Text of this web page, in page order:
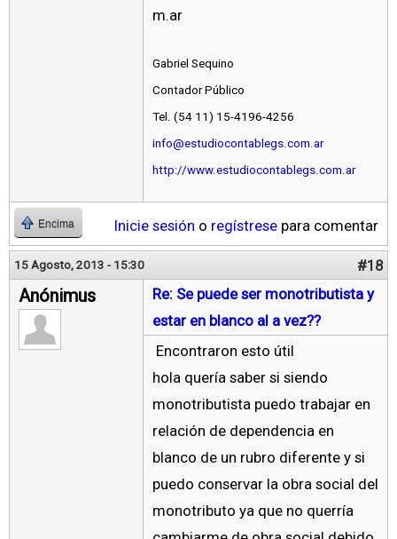
m.ar
Gabriel Sequino
Contador Público
Tel. (54 11) 15-4196-4256
info@estudiocontablegs.com.ar
http://www.estudiocontablegs.com.ar
Encima Inicie sesión o regístrese para comentar
15 Agosto, 2013 - 15:30 #18
Anónimus
Re: Se puede ser monotributista y
estar en blanco al a vez??
Encontraron esto útil
hola quería saber si siendo
monotributista puedo trabajar en
relación de dependencia en
blanco de un rubro diferente y si
puedo conservar la obra social del
monotributo ya que no querría